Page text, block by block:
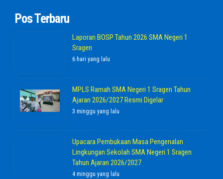
Pos Terbaru
Laporan BOSP Tahun 2026 SMA Negeri 1
Sragen
6 hari yang lalu
MPLS Ramah SMA Negeri 1 Sragen Tahun
Ajaran 2026/2027 Resmi Digelar
3 minggu yang lalu
Upacara Pembukaan Masa Pengenalan
Lingkungan Sekolah SMA Negeri 1 Sragen
Tahun Ajaran 2026/2027
4 minggu yang lalu